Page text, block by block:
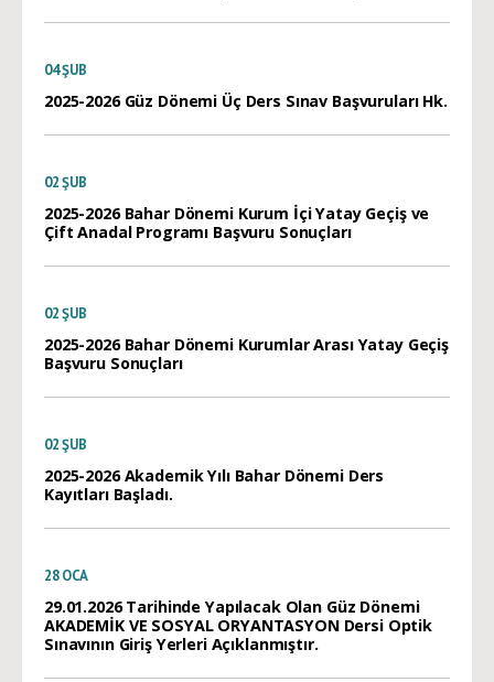
04ŞUB
2025-2026 Güz Dönemi Üç Ders Sınav Başvuruları Hk.
02 ŞUB
2025-2026 Bahar Dönemi Kurum İçi Yatay Geçiş ve
Çift Anadal Programı Başvuru Sonuçları
02 ŞUB
2025-2026 Bahar Dönemi Kurumlar Arası Yatay Geçiş
Başvuru Sonuçları
02 ŞUB
2025-2026 Akademik Yılı Bahar Dönemi Ders
Kayıtları Başladı.
28 OCA
29.01.2026 Tarihinde Yapılacak Olan Güz Dönemi
AKADEMİK VE SOSYAL ORYANTASYON Dersi Optik
Sınavının Giriş Yerleri Açıklanmıştır.